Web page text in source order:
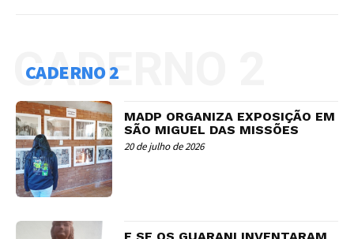
CADERNO 2
CADERNO 2
MADP ORGANIZA EXPOSIÇÃO EM
SÃO MIGUEL DAS MISSÕES
20 de julho de 2026